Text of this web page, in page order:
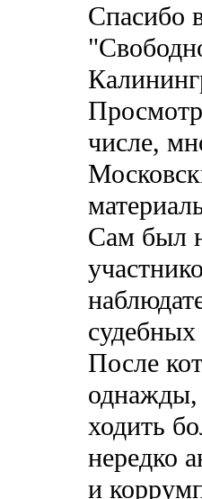
Спасибо
числе,
Сам был
После
однажды,
ходить
нередко
и